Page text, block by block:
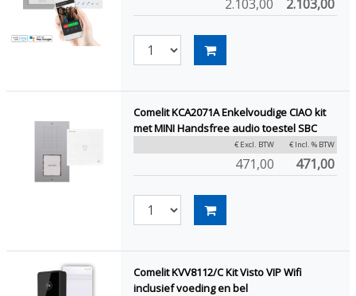
2.103,00 2.103,00
Comelit KCA2071A Enkelvoudige CIAO kit
met MINI Handsfree audio toestel SBC
€ Excl. BTW € Incl. % BTW
471,00 471,00
Comelit KVV8112/C Kit Visto VIP Wifi
inclusief voeding en bel